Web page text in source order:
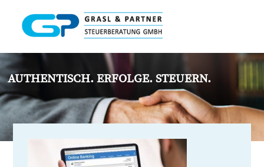
AUTHENTISCH. ERFOLGE. STEUERN.